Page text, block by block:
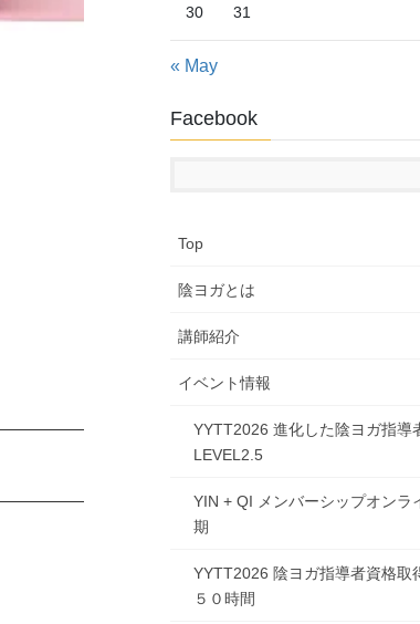
30 31
« May
Facebook
Top
陰ヨガとは
講師紹介
イベント情報
YYTT2026 進化した陰ヨガ指導
LEVEL2.5
YIN + QI メンバーシップオンラ
期
YYTT2026 陰ヨガ指導者資格取
５０時間